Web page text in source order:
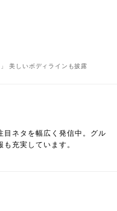
美しいボディラインも披露
目ネタを幅広く発信中。グル
充実しています。